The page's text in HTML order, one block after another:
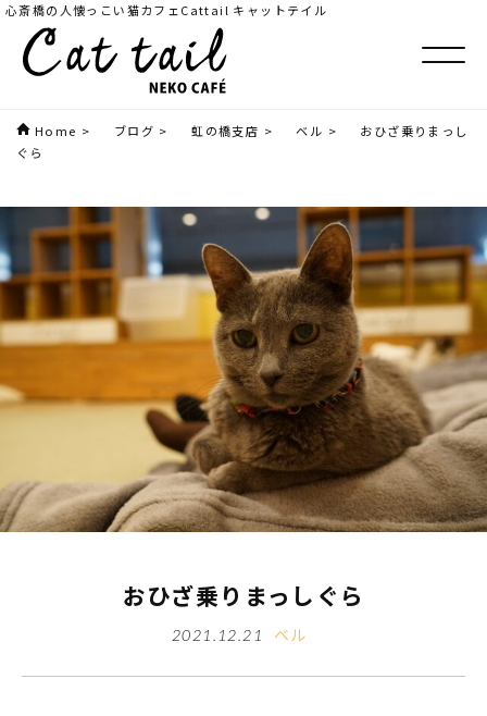
心斎橋の人懐っこい猫カフェCattail キャットテイル
Home > ブログ > 虹の橋支店 > ベル >
おひざ乗りまっし
ぐら
おひざ乗りまっしぐら
2021.12.21 ベル